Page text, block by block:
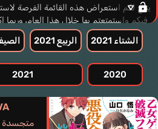
يتيح لكم استعراض هذه القائمة الفرصة
فيكم واستمتعتم بها خلال هذا العام،
التي فاتتكم.
إن عام 2021 قد أتاح لنا مغامرة
تلك الرحلة
الشتاء 2021 الربيع 2021 الصيف
2020
2021
متجسدة